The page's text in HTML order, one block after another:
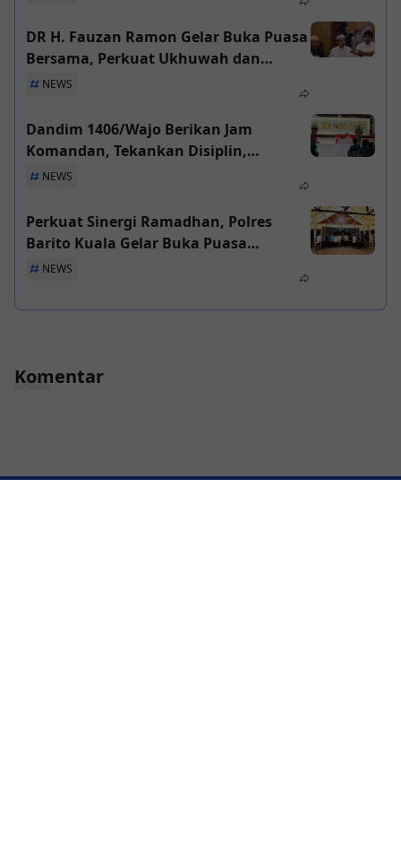
DR H. Fauzan Ramon Gelar Buka Puasa
Bersama, Perkuat Ukhuwah dan
Solidaritas Sosial
NEWS
Dandim 1406/Wajo Berikan Jam
Komandan, Tekankan Disiplin,
Loyalitas, dan Profesionalisme Prajurit
NEWS
Perkuat Sinergi Ramadhan, Polres
Barito Kuala Gelar Buka Puasa
Bersama Tokoh Agama dan
NEWS
Komentar